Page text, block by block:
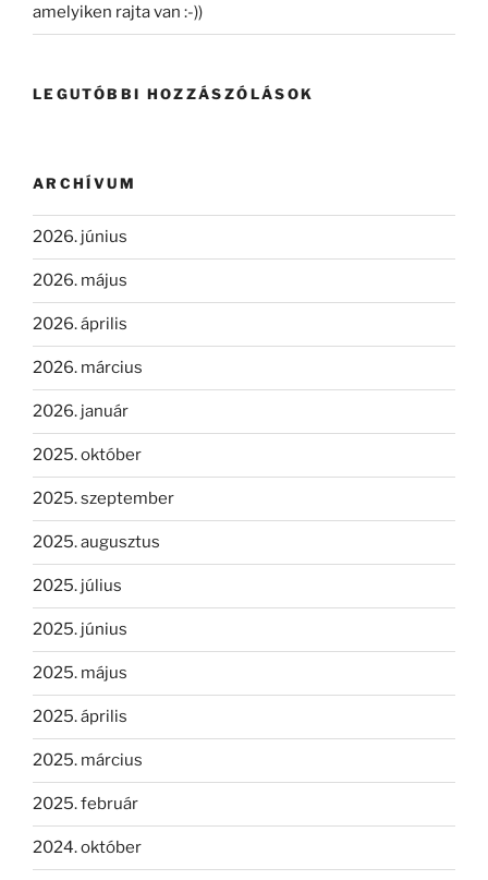
amelyiken rajta van :-))
LEGUTÓBBI HOZZÁSZÓLÁSOK
ARCHÍVUM
2026. június
2026. május
2026. április
2026. március
2026. január
2025. október
2025. szeptember
2025. augusztus
2025. július
2025. június
2025. május
2025. április
2025. március
2025. február
2024. október